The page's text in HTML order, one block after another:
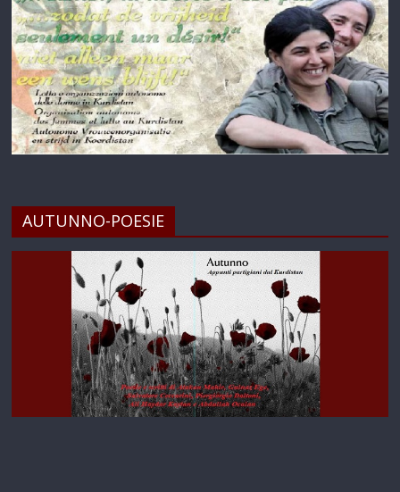
AUTUNNO-POESIE